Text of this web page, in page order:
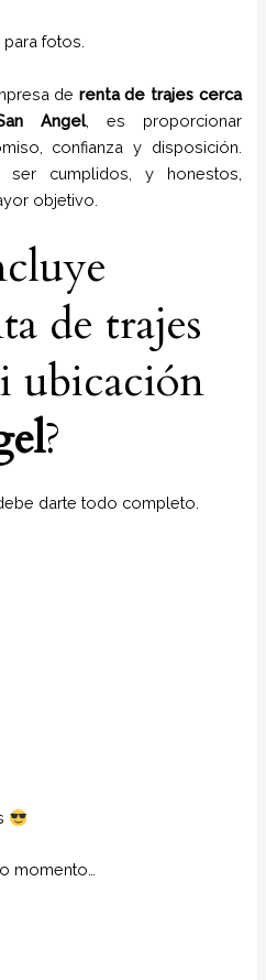
fotos.
de renta de trajes cerca
Angel, es proporcionar
confianza y disposición.
ser cumplidos, y honestos,
objetivo.
de trajes
ubicación
?
darte todo completo.
momento…